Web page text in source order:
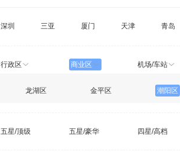
深圳 三亚 厦门 天津 青岛
行政区 商业区 机场/车站
龙湖区 金平区 潮阳区
五星/顶级 五星/豪华 四星/高档